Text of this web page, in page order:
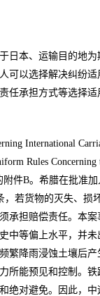
日本、运输目的地
可以选择解决纠纷
任承担方式等选择
International
Rules Concerning
件B。希腊在批准
若货物的灭失、损
承担赔偿责任。本
中等偏上水平，并
繁降雨浸蚀土壤后
所能预见和控制。
绝对避免。因此，